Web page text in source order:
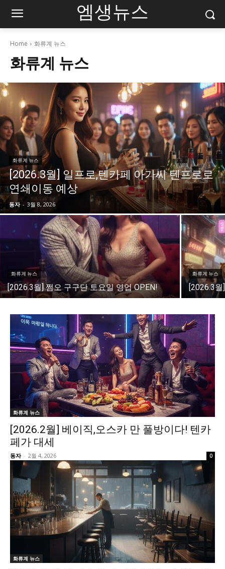
엠생뉴스
Home 화류계 뉴스
화류계 뉴스
화류계 뉴스
[2026.3월] 일프로,텐카페 아가씨 텐프로로
연쇄이동 예상
동자 - 3월 8, 2026
화류계 뉴스
[2026.3월] 쩜오 구구단 토요일 영업 OPEN!
화류계 뉴스
[2026.3
화류계 뉴스
[2026.2월] 베이직,오스카 만 풀방이다! 텐카
페가 대세
동자 - 2월 4, 2026 0
화류계 뉴스